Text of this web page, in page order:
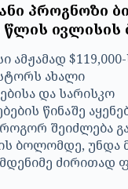
პროგნოზი
წლის
ამჟამად
ახალი
და სარისკო
წინაშე
შეიძლება
ბოლომდე, უნდა
ძირითად